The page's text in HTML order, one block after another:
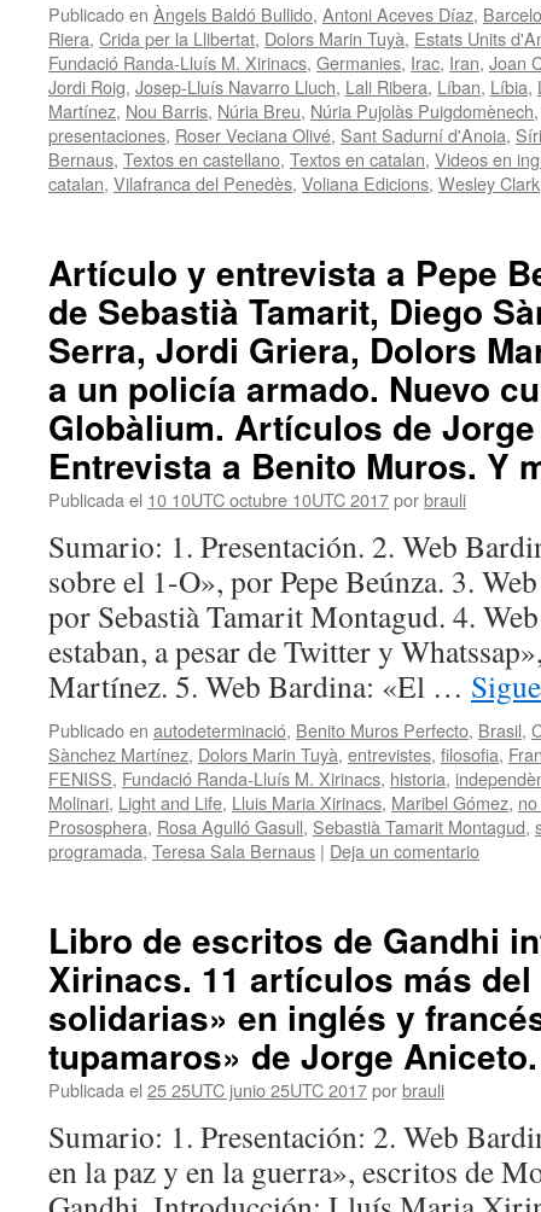
Publicado en Àngels Baldó Bullido, Antoni Aceves Díaz,
Riera, Crida per la Llibertat, Dolors Marin Tuyà, Estats Units
Fundació Randa-Lluís M. Xirinacs, Germanies, Irac, Iran, Joan
Jordi Roig, Josep-Lluís Navarro Lluch, Lali Ribera, Líban, Líbia,
Martínez, Nou Barris, Núria Breu, Núria Pujolàs Puigdomènech
presentaciones, Roser Veciana Olivé, Sant Sadurní d'Anoia,
Bernaus, Textos en castellano, Textos en catalan, Videos en
catalan, Vilafranca del Penedès, Voliana Edicions, Wesley Clark
Artículo y entrevista a Pepe
de Sebastià Tamarit, Diego
Serra, Jordi Griera, Dolors
a un policía armado. Nuevo
Globàlium. Artículos de
Entrevista a Benito Muros. Y
Publicada el 10 10UTC octubre 10UTC 2017porbrauli
Sumario: 1. Presentación. 2. Web
sobre el 1-O», por Pepe Beúnza. 3.
por Sebastià Tamarit Montagud. 4.
estaban, a pesar de Twitter y
Martínez. 5. Web Bardina: «El …
Publicado en autodeterminació, Benito Muros Perfecto, Brasil,
Sànchez Martínez, Dolors Marin Tuyà, entrevistes, filosofia,
FENISS, Fundació Randa-Lluís M. Xirinacs, historia,
Molinari, Light and Life, Lluis Maria Xirinacs, Maribel Gómez,
Prososphera, Rosa Agulló Gasull, Sebastià Tamarit Montagud,
programada, Teresa Sala Bernaus | Deja un comentario
Libro de escritos de Gandhi
Xirinacs. 11 artículos más
solidarias» en inglés y
tupamaros» de Jorge
Publicada el 25 25UTC junio 25UTC 2017porbrauli
Sumario: 1. Presentación: 2. Web
en la paz y en la guerra», escritos de